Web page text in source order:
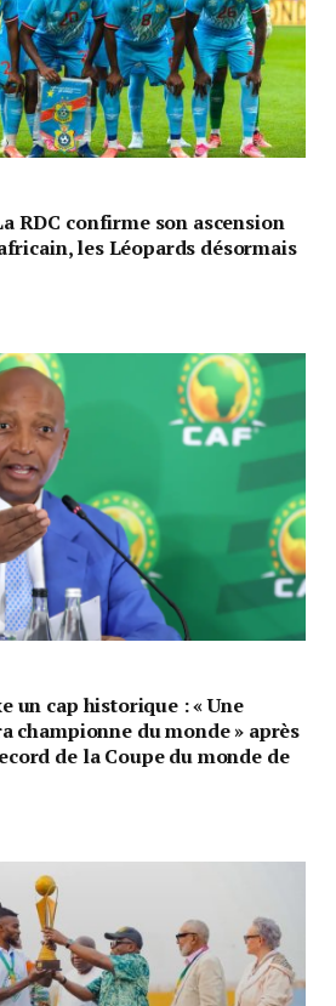
RDC confirme son ascension
les Léopards désormais
un cap historique : « Une
championne du monde » après
de la Coupe du monde de